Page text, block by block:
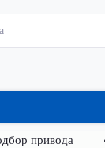
привода